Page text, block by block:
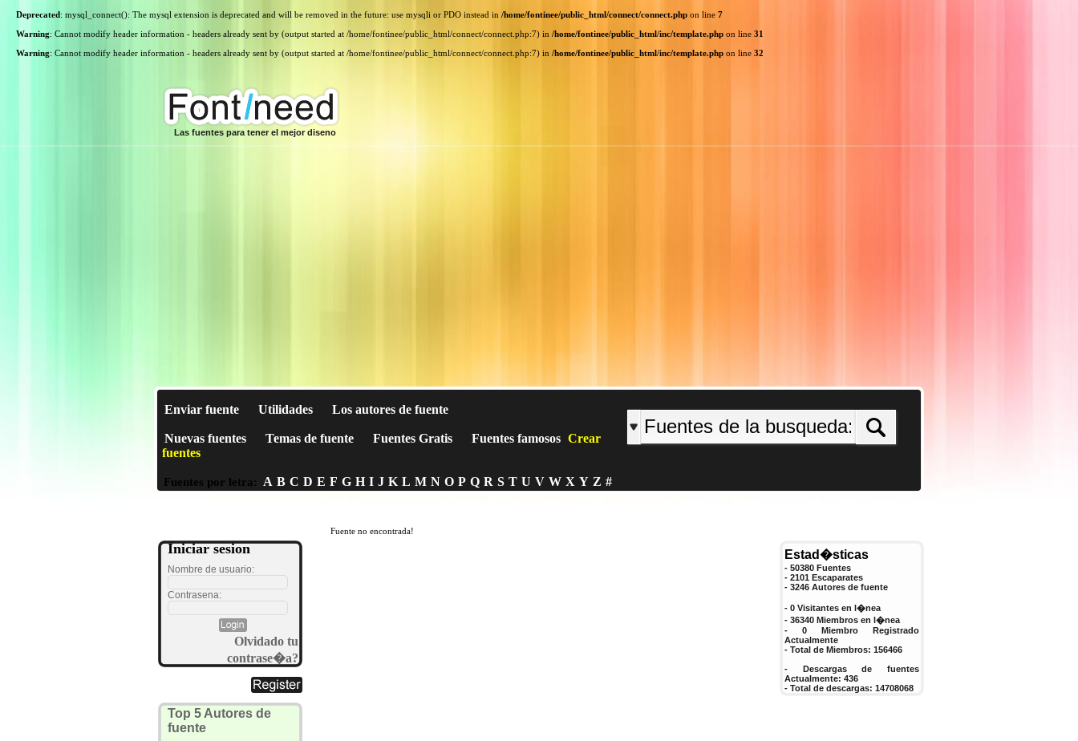
Deprecated: mysql_connect(): The mysql extension is deprecated and will be removed in the future: use mysqli or PDO instead in /home/fontinee/public_html/connect/connect.php on line 7
Warning: Cannot modify header information - headers already sent by (output started at /home/fontinee/public_html/connect/connect.php:7) in /home/fontinee/public_html/inc/template.php on line 31
Warning: Cannot modify header information - headers already sent by (output started at /home/fontinee/public_html/connect/connect.php:7) in /home/fontinee/public_html/inc/template.php on line 32
Las fuentes para tener el mejor diseno
Enviar fuente Utilidades Los autores de fuente
Nuevas fuentes Temas de fuente Fuentes Gratis Fuentes famosos Crear
fuentes
Fuentes por letra: A B C D E F G H I J K L M N O P Q R S T U V W X Y Z #
Iniciar sesion
Nombre de usuario:
Contrasena:
Olvidado tu
contrase�a?
Top 5 Autores de
fuente
Fuente no encontrada!
Estad�sticas
- 50380 Fuentes
- 2101 Escaparates
- 3246 Autores de fuente
- 0 Visitantes en l�nea
- 36340 Miembros en l�nea
- 0 Miembro Registrado
Actualmente
- Total de Miembros: 156466
- Descargas de fuentes
Actualmente: 436
- Total de descargas: 14708068